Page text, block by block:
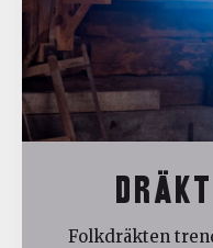
Folkdräkten